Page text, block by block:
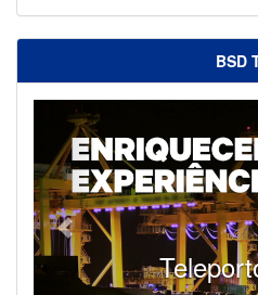
BSD